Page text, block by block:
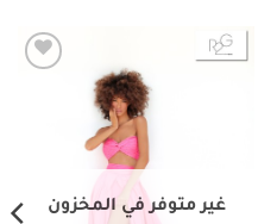
غير متوفر في المخزون